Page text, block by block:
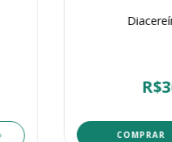
COMPRAR